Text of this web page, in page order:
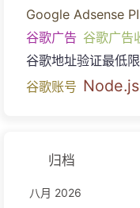
Google Adsense
谷歌广告 谷歌广告
谷歌地址验证最低
谷歌账号 Node.js
归档
八月 2026